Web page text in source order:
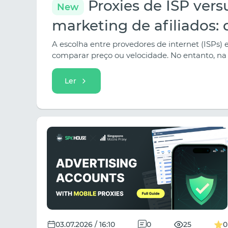
New
Proxies de ISP
marketing de afiliados:
A escolha entre provedores de internet
comparar preço ou velocidade. No entanto,
diferente: o que exatamente o proxy deve
acessar contas de publicidade, trabalhar
longo prazo de geração de leads qualificados,
Ler
03.07.2026 / 16:10 0 25 0